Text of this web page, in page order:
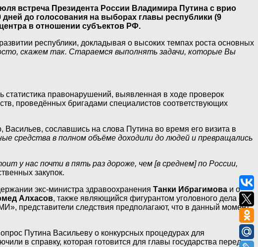
встреча Президента России Владимира Путина с врио
до голосования на выборах главы республики (9
в отношении субъектов РФ.
республики, докладывая о высоких темпах роста основных
скажем так. Стараемся выполнять задачи, которые Вы
статистика правонарушений, выявленная в ходе проверок
проведённых бригадами специалистов соответствующих
сославшись на слова Путина во время его визита в
средства в полном объёме доходили до людей и превращались
у нас почти в пять раз дороже, чем [в среднем] по России,
закупок.
экс-министра здравоохранения Танки Ибрагимова и о
Алхасов, также являющийся фигурантом уголовного дела о
представители следствия предполагают, что в данный момент
Путина Васильеву о конкурсных процедурах для
в справку, которая готовится для главы государства перед